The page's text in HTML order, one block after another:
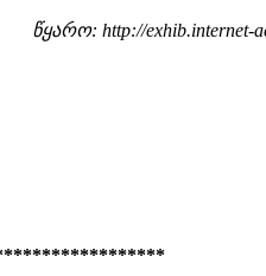
წყარო: http://exhib.internet-